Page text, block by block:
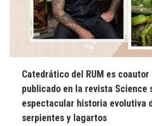
Catedrático del RUM es
publicado en la revista Science
espectacular historia evolutiva
serpientes y lagartos